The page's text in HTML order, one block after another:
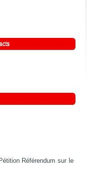
Pétition Référendum sur le